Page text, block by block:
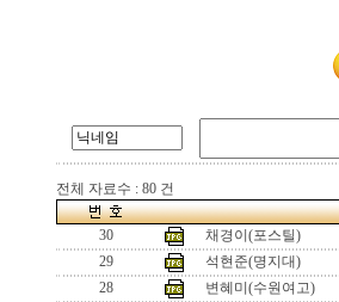
전체 자료수 : 80 건
30 채경이(포스틸)
29
석현준(명지대)
28
변혜미(수원여고)